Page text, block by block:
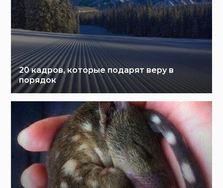
20 кадров, которые подарят веру в
порядок